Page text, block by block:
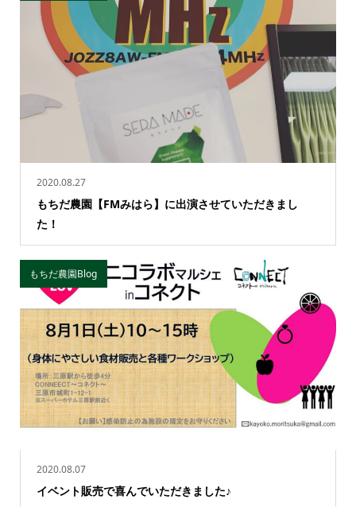
2020.08.27
もちだ農園【FMみはら】に出演させていただきまし
た！
2020.08.07
イベント販売で喜んでいただきました♪
もちだ農園Blog